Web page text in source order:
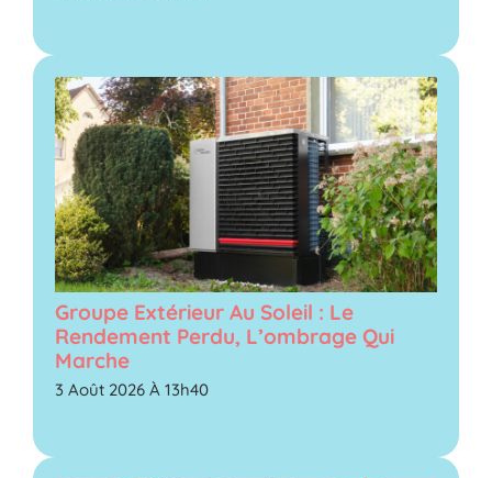
Groupe Extérieur Au Soleil : Le
Rendement Perdu, L’ombrage Qui
Marche
3 Août 2026 À 13h40